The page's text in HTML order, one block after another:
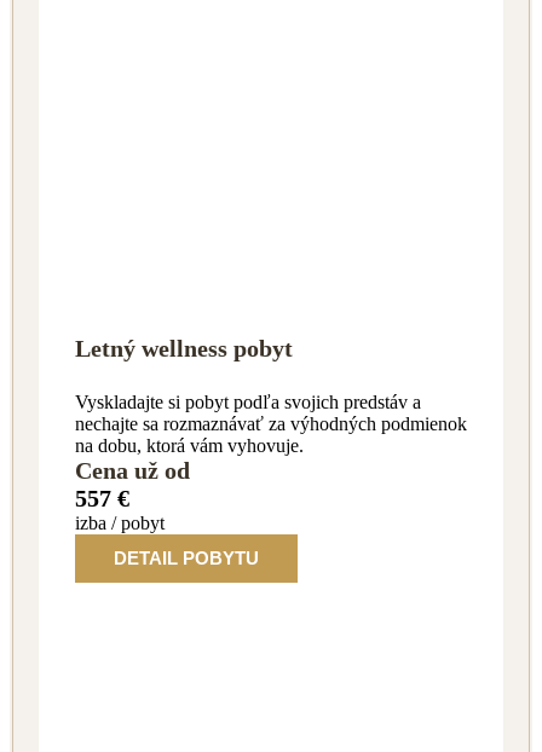
Letný wellness pobyt
Vyskladajte si pobyt podľa svojich predstáv a
nechajte sa rozmaznávať za výhodných podmienok
na dobu, ktorá vám vyhovuje.
Cena už od
557 €
izba / pobyt
DETAIL POBYTU